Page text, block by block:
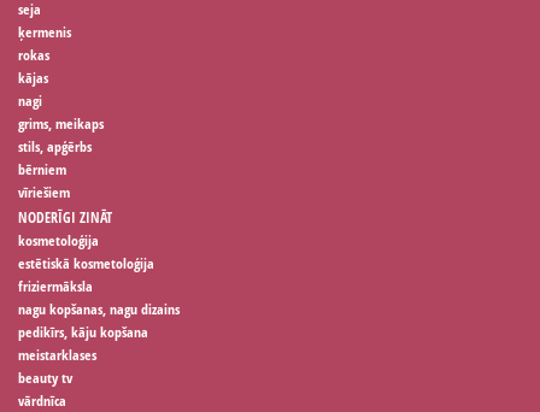
seja
ķermenis
rokas
kājas
nagi
grims, meikaps
stils, apģērbs
bērniem
vīriešiem
NODERĪGI ZINĀT
kosmetoloģija
estētiskā kosmetoloģija
friziermāksla
nagu kopšanas, nagu dizains
pedikīrs, kāju kopšana
meistarklases
beauty tv
vārdnīca